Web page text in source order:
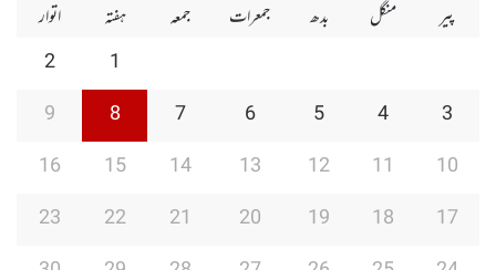
پیر
منگل بدھ جمعرات جمعہ ہفتہ
اتوار
1
2
3
4
5
6
7
8
9
10
11
12
13
14
15
16
17
18
19
20
21
22
23